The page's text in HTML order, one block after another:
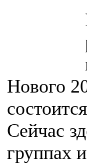
Нового
Сейчас
группах